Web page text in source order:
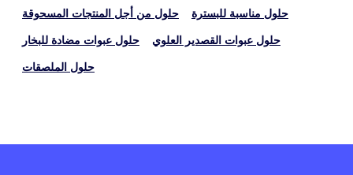
حلول من أجل المنتجات المسحوقة حلول مناسبة للبسترة
حلول عبوات مضادة للبخار حلول عبوات القصدير العلوي
حلول الملصقات